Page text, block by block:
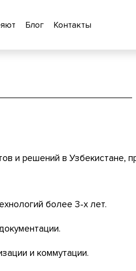
Блог Контакты
и решений в Узбекистане,
более 3-х лет.
и коммутации.